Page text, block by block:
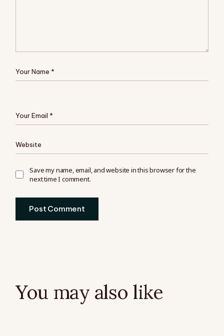
Save my name, email, and website in this browser for the
next time I comment.
Post Comment
You may also like